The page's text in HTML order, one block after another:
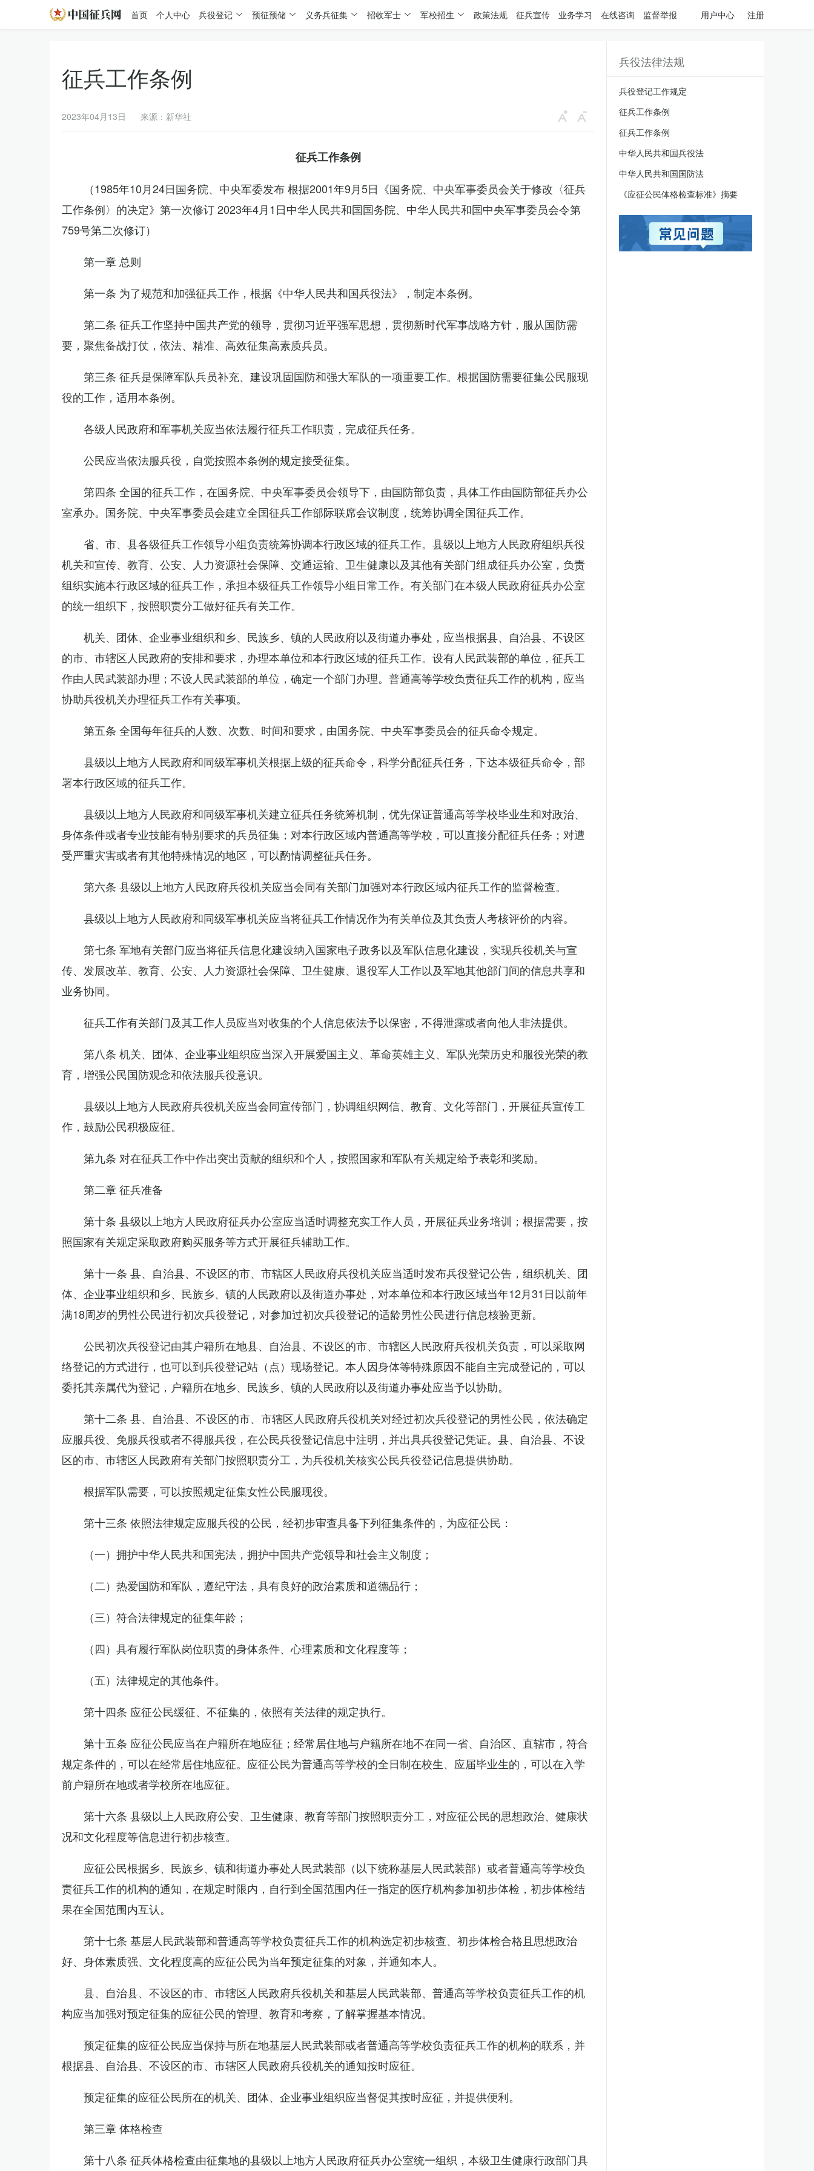
首页 个人中心 兵役登记 预征预储 义务兵征集 招收军士 军校招生 政策法规 征兵宣传 业务学习 在线咨询 监督举报 用户中心 注册
征兵工作条例
2023年04月13日 来源：新华社
征兵工作条例
（1985年10月24日国务院、中央军委发布 根据2001年9月5日《国务院、中央军事委员会关于修改〈征兵
工作条例〉的决定》第一次修订 2023年4月1日中华人民共和国国务院、中华人民共和国中央军事委员会令第
759号第二次修订）
第一章 总则
第一条 为了规范和加强征兵工作，根据《中华人民共和国兵役法》，制定本条例。
第二条 征兵工作坚持中国共产党的领导，贯彻习近平强军思想，贯彻新时代军事战略方针，服从国防需
要，聚焦备战打仗，依法、精准、高效征集高素质兵员。
第三条 征兵是保障军队兵员补充、建设巩固国防和强大军队的一项重要工作。根据国防需要征集公民服现
役的工作，适用本条例。
各级人民政府和军事机关应当依法履行征兵工作职责，完成征兵任务。
公民应当依法服兵役，自觉按照本条例的规定接受征集。
第四条 全国的征兵工作，在国务院、中央军事委员会领导下，由国防部负责，具体工作由国防部征兵办公
室承办。国务院、中央军事委员会建立全国征兵工作部际联席会议制度，统筹协调全国征兵工作。
省、市、县各级征兵工作领导小组负责统筹协调本行政区域的征兵工作。县级以上地方人民政府组织兵役
机关和宣传、教育、公安、人力资源社会保障、交通运输、卫生健康以及其他有关部门组成征兵办公室，负责
组织实施本行政区域的征兵工作，承担本级征兵工作领导小组日常工作。有关部门在本级人民政府征兵办公室
的统一组织下，按照职责分工做好征兵有关工作。
机关、团体、企业事业组织和乡、民族乡、镇的人民政府以及街道办事处，应当根据县、自治县、不设区
的市、市辖区人民政府的安排和要求，办理本单位和本行政区域的征兵工作。设有人民武装部的单位，征兵工
作由人民武装部办理；不设人民武装部的单位，确定一个部门办理。普通高等学校负责征兵工作的机构，应当
协助兵役机关办理征兵工作有关事项。
第五条 全国每年征兵的人数、次数、时间和要求，由国务院、中央军事委员会的征兵命令规定。
县级以上地方人民政府和同级军事机关根据上级的征兵命令，科学分配征兵任务，下达本级征兵命令，部
署本行政区域的征兵工作。
县级以上地方人民政府和同级军事机关建立征兵任务统筹机制，优先保证普通高等学校毕业生和对政治、
身体条件或者专业技能有特别要求的兵员征集；对本行政区域内普通高等学校，可以直接分配征兵任务；对遭
受严重灾害或者有其他特殊情况的地区，可以酌情调整征兵任务。
第六条 县级以上地方人民政府兵役机关应当会同有关部门加强对本行政区域内征兵工作的监督检查。
县级以上地方人民政府和同级军事机关应当将征兵工作情况作为有关单位及其负责人考核评价的内容。
第七条 军地有关部门应当将征兵信息化建设纳入国家电子政务以及军队信息化建设，实现兵役机关与宣
传、发展改革、教育、公安、人力资源社会保障、卫生健康、退役军人工作以及军地其他部门间的信息共享和
业务协同。
征兵工作有关部门及其工作人员应当对收集的个人信息依法予以保密，不得泄露或者向他人非法提供。
第八条 机关、团体、企业事业组织应当深入开展爱国主义、革命英雄主义、军队光荣历史和服役光荣的教
育，增强公民国防观念和依法服兵役意识。
县级以上地方人民政府兵役机关应当会同宣传部门，协调组织网信、教育、文化等部门，开展征兵宣传工
作，鼓励公民积极应征。
第九条 对在征兵工作中作出突出贡献的组织和个人，按照国家和军队有关规定给予表彰和奖励。
第二章 征兵准备
第十条 县级以上地方人民政府征兵办公室应当适时调整充实工作人员，开展征兵业务培训；根据需要，按
照国家有关规定采取政府购买服务等方式开展征兵辅助工作。
第十一条 县、自治县、不设区的市、市辖区人民政府兵役机关应当适时发布兵役登记公告，组织机关、团
体、企业事业组织和乡、民族乡、镇的人民政府以及街道办事处，对本单位和本行政区域当年12月31日以前年
满18周岁的男性公民进行初次兵役登记，对参加过初次兵役登记的适龄男性公民进行信息核验更新。
公民初次兵役登记由其户籍所在地县、自治县、不设区的市、市辖区人民政府兵役机关负责，可以采取网
络登记的方式进行，也可以到兵役登记站（点）现场登记。本人因身体等特殊原因不能自主完成登记的，可以
委托其亲属代为登记，户籍所在地乡、民族乡、镇的人民政府以及街道办事处应当予以协助。
第十二条 县、自治县、不设区的市、市辖区人民政府兵役机关对经过初次兵役登记的男性公民，依法确定
应服兵役、免服兵役或者不得服兵役，在公民兵役登记信息中注明，并出具兵役登记凭证。县、自治县、不设
区的市、市辖区人民政府有关部门按照职责分工，为兵役机关核实公民兵役登记信息提供协助。
根据军队需要，可以按照规定征集女性公民服现役。
第十三条 依照法律规定应服兵役的公民，经初步审查具备下列征集条件的，为应征公民：
（一）拥护中华人民共和国宪法，拥护中国共产党领导和社会主义制度；
（二）热爱国防和军队，遵纪守法，具有良好的政治素质和道德品行；
（三）符合法律规定的征集年龄；
（四）具有履行军队岗位职责的身体条件、心理素质和文化程度等；
（五）法律规定的其他条件。
第十四条 应征公民缓征、不征集的，依照有关法律的规定执行。
第十五条 应征公民应当在户籍所在地应征；经常居住地与户籍所在地不在同一省、自治区、直辖市，符合
规定条件的，可以在经常居住地应征。应征公民为普通高等学校的全日制在校生、应届毕业生的，可以在入学
前户籍所在地或者学校所在地应征。
第十六条 县级以上人民政府公安、卫生健康、教育等部门按照职责分工，对应征公民的思想政治、健康状
况和文化程度等信息进行初步核查。
应征公民根据乡、民族乡、镇和街道办事处人民武装部（以下统称基层人民武装部）或者普通高等学校负
责征兵工作的机构的通知，在规定时限内，自行到全国范围内任一指定的医疗机构参加初步体检，初步体检结
果在全国范围内互认。
第十七条 基层人民武装部和普通高等学校负责征兵工作的机构选定初步核查、初步体检合格且思想政治
好、身体素质强、文化程度高的应征公民为当年预定征集的对象，并通知本人。
县、自治县、不设区的市、市辖区人民政府兵役机关和基层人民武装部、普通高等学校负责征兵工作的机
构应当加强对预定征集的应征公民的管理、教育和考察，了解掌握基本情况。
预定征集的应征公民应当保持与所在地基层人民武装部或者普通高等学校负责征兵工作的机构的联系，并
根据县、自治县、不设区的市、市辖区人民政府兵役机关的通知按时应征。
预定征集的应征公民所在的机关、团体、企业事业组织应当督促其按时应征，并提供便利。
第三章 体格检查
第十八条 征兵体格检查由征集地的县级以上地方人民政府征兵办公室统一组织，本级卫生健康行政部门具
兵役法律法规
兵役登记工作规定
征兵工作条例
征兵工作条例
中华人民共和国兵役法
中华人民共和国国防法
《应征公民体格检查标准》摘要